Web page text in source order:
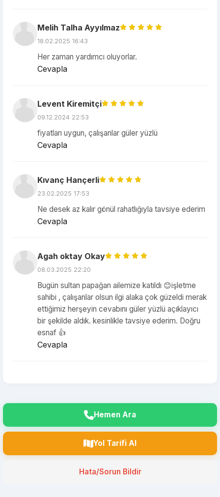
Melih Talha Ayyılmaz
18.02.2025 16:43
Her zaman yardımcı oluyorlar.
Cevapla
Levent Kiremitçi
09.12.2024 22:53
fiyatları uygun, çalışanlar güler yüzlü
Cevapla
Kıvanç Hançerli
23.02.2025 17:53
Ne desek az kalır gönül rahatlığıyla tavsiye ederim
Cevapla
Agah oktay Okay
08.03.2025 22:20
Bugün sultan papağan ailemize katıldı 😊işletme
sahibi , çalışanlar olsun ilgi alaka çok güzeldi merak
ettiğimiz herşeyin cevabını güler yüzlü açıklayıcı
bir şekilde aldık. kesinlikle tavsiye ederim. Doğru
esnaf 👍
Cevapla
Hemen Ara
Yol Tarifi Al
Hata/Sorun Bildir